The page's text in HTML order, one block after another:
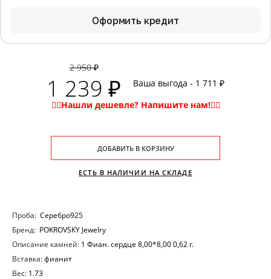
2 950 ₽
1 239 ₽ Ваша выгода - 1 711 ₽
Оформить кредит
ДОБАВИТЬ В КОРЗИНУ
ЕСТЬ В НАЛИЧИИ НА СКЛАДЕ
Проба: Серебро925
Бренд: POKROVSKY Jewelry
Описание камней: 1 Фиан. сердце 8,00*8,00 0,62 г.
Вставка:фианит
Вес: 1.73